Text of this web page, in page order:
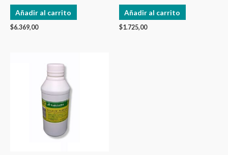
Añadir al carrito
$6.369,00
Añadir al carrito
$1.725,00